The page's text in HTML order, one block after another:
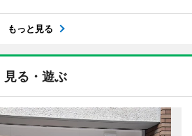
もっと見る
見る・遊ぶ